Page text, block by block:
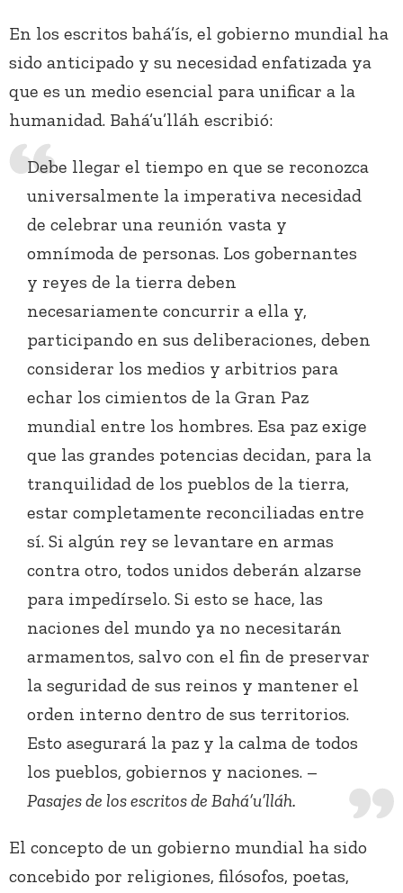
En los escritos bahá’ís, el gobierno mundial ha
sido anticipado y su necesidad enfatizada ya
que es un medio esencial para unificar a la
humanidad. Bahá’u’lláh escribió:
Debe llegar el tiempo en que se reconozca
universalmente la imperativa necesidad
de celebrar una reunión vasta y
omnímoda de personas. Los gobernantes
y reyes de la tierra deben
necesariamente concurrir a ella y,
participando en sus deliberaciones, deben
considerar los medios y arbitrios para
echar los cimientos de la Gran Paz
mundial entre los hombres. Esa paz exige
que las grandes potencias decidan, para la
tranquilidad de los pueblos de la tierra,
estar completamente reconciliadas entre
sí. Si algún rey se levantare en armas
contra otro, todos unidos deberán alzarse
para impedírselo. Si esto se hace, las
naciones del mundo ya no necesitarán
armamentos, salvo con el fin de preservar
la seguridad de sus reinos y mantener el
orden interno dentro de sus territorios.
Esto asegurará la paz y la calma de todos
los pueblos, gobiernos y naciones. –
Pasajes de los escritos de Bahá’u’lláh.
El concepto de un gobierno mundial ha sido
concebido por religiones, filósofos, poetas,